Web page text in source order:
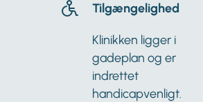
Tilgængelighed
Klinikken ligger i
gadeplan og er
indrettet
handicapvenligt.